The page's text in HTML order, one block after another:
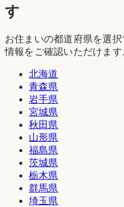
す
お住まいの都道府県を選
情報をご確認いただけます
北海道
青森県
岩手県
宮城県
秋田県
山形県
福島県
茨城県
栃木県
群馬県
埼玉県